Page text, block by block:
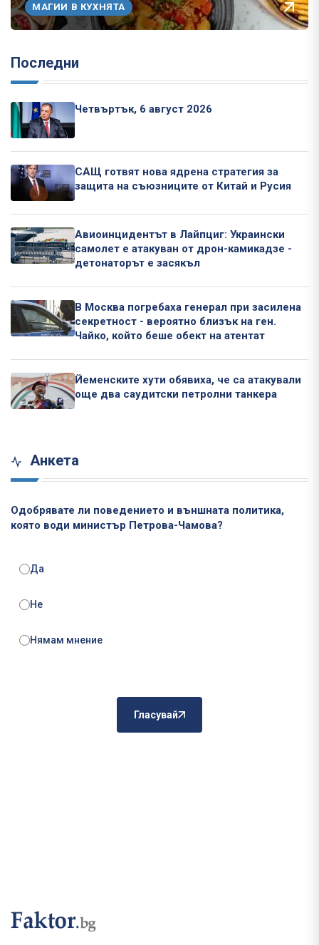
МАГИИ В КУХНЯТА
Последни
Четвъртък, 6 август 2026
САЩ готвят нова ядрена стратегия за
защита на съюзниците от Китай и Русия
Авиоинцидентът в Лайпциг: Украински
самолет е атакуван от дрон-камикадзе -
детонаторът е засякъл
В Москва погребаха генерал при засилена
секретност - вероятно близък на ген.
Чайко, който беше обект на атентат
Йеменските хути обявиха, че са атакували
още два саудитски петролни танкера
Анкета
Одобрявате ли поведението и външната политика,
която води министър Петрова-Чамова?
Да
Не
Нямам мнение
Гласувай